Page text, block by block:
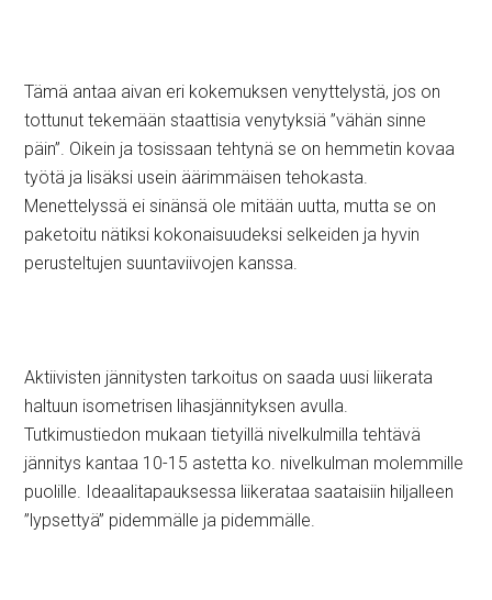
Tämä antaa aivan eri kokemuksen venyttelystä, jos on
tottunut tekemään staattisia venytyksiä ”vähän sinne
päin”. Oikein ja tosissaan tehtynä se on hemmetin kovaa
työtä ja lisäksi usein äärimmäisen tehokasta.
Menettelyssä ei sinänsä ole mitään uutta, mutta se on
paketoitu nätiksi kokonaisuudeksi selkeiden ja hyvin
perusteltujen suuntaviivojen kanssa.
Aktiivisten jännitysten tarkoitus on saada uusi liikerata
haltuun isometrisen lihasjännityksen avulla.
Tutkimustiedon mukaan tietyillä nivelkulmilla tehtävä
jännitys kantaa 10-15 astetta ko. nivelkulman molemmille
puolille. Ideaalitapauksessa liikerataa saataisiin hiljalleen
”lypsettyä” pidemmälle ja pidemmälle.